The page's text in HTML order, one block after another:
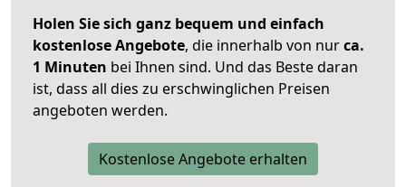
Holen Sie sich ganz bequem und einfach
kostenlose Angebote, die innerhalb von nurca.
1 Minuten bei Ihnen sind. Und das Beste daran
ist, dass all dies zu erschwinglichen Preisen
angeboten werden.
Kostenlose Angebote erhalten